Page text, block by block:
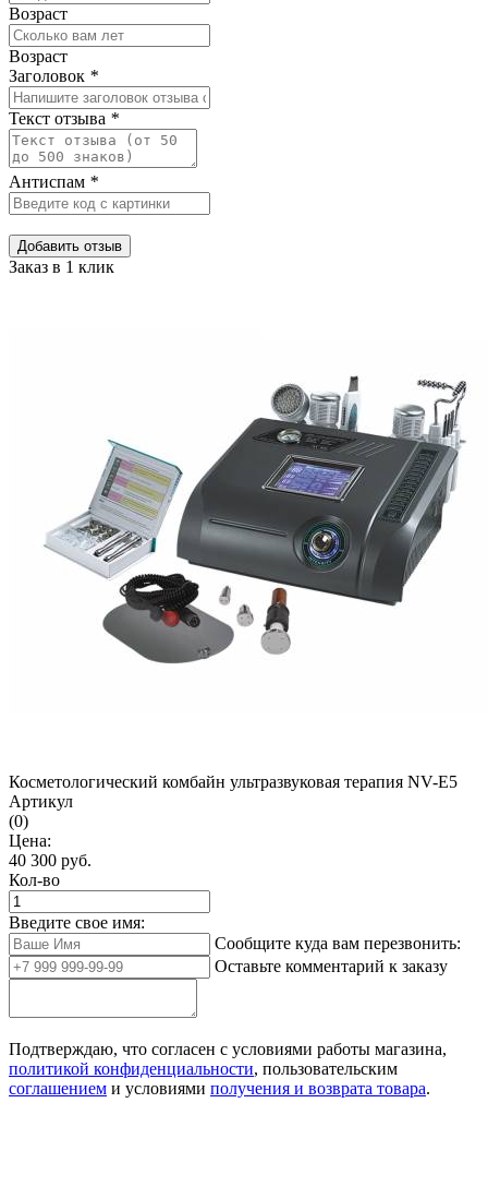
Возраст
Возраст
Заголовок *
Текст отзыва *
Антиспам *
Добавить отзыв
Заказ в 1 клик
Косметологический комбайн ультразвуковая терапия NV-E5
Артикул
(0)
Цена:
40 300 руб.
Кол-во
Введите свое имя:
Сообщите куда вам перезвонить:
Оставьте комментарий к заказу
Подтверждаю, что согласен с условиями работы магазина,
политикой конфиденциальности, пользовательским
соглашением и условиями получения и возврата товара.